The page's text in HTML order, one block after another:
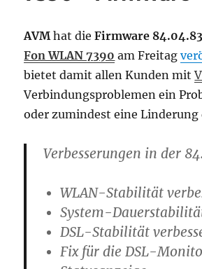
AVM hat dieFirmware 84.04.83
Fon WLAN 7390 am Freitag
bietet damit allen Kunden mit
Verbindungsproblemen ein
oder zumindest eine Linderung
Verbesserungen in der
WLAN-Stabilität
System-
DSL-Stabilität
Fix für die DSL-